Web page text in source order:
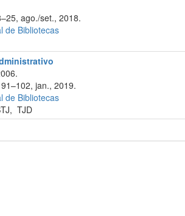
ago./set., 2018.
de Bibliotecas
jan., 2019.
de Bibliotecas
,TJD